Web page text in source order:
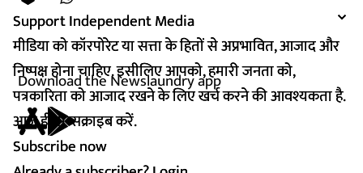
Support Independent Media
मीडिया को कॉरपोरेट या सत्ता के हितों से अप्रभावित, आजाद और
निष्पक्ष होना चाहिए. इसीलिए आपको, हमारी जनता को,
पत्रकारिता को आजाद रखने के लिए खर्च करने की आवश्यकता है.
आज ही सब्सक्राइब करें.
Subscribe now
Support Independent Media
मीडिया को कॉरपोरेट या सत्ता के हितों से अप्रभावित, आजाद और
निष्पक्ष होना चाहिए. इसीलिए आपको, हमारी जनता को,
पत्रकारिता को आजाद रखने के लिए खर्च करने की आवश्यकता है.
आज ही सब्सक्राइब करें.
Subscribe now
Download the Newslaundry app